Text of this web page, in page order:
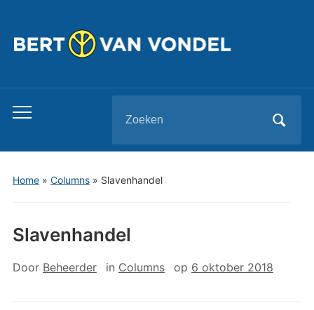
Toggle
menu
naar:
Home» Columns» Slavenhandel
Slavenhandel
Door Beheerder in Columns op 6 oktober 2018